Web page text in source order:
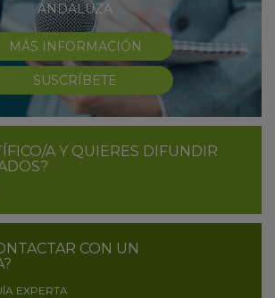
ANDALUZA
MÁS INFORMACIÓN
SUSCRÍBETE
A Y QUIERES DIFUNDIR
CON UN
EXPERTA